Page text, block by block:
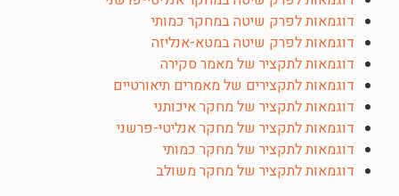
דוגמאות לפרק שיטה במחקר כמותי
דוגמאות לפרק שיטה במטא-אנליזה
דוגמאות לתקציר של מאמר סקירה
דוגמאות לתקצירים של מאמרים תיאורטיים
דוגמאות לתקציר של מחקר איכותני
דוגמאות לתקציר של מחקר אנליטי-פרשני
דוגמאות לתקציר של מחקר כמותי
דוגמאות לתקציר של מחקר משולב